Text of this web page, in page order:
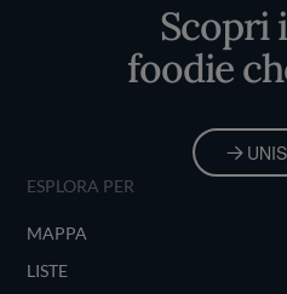
Scopri
foodie
ESPLORA PER
MAPPA
LISTE